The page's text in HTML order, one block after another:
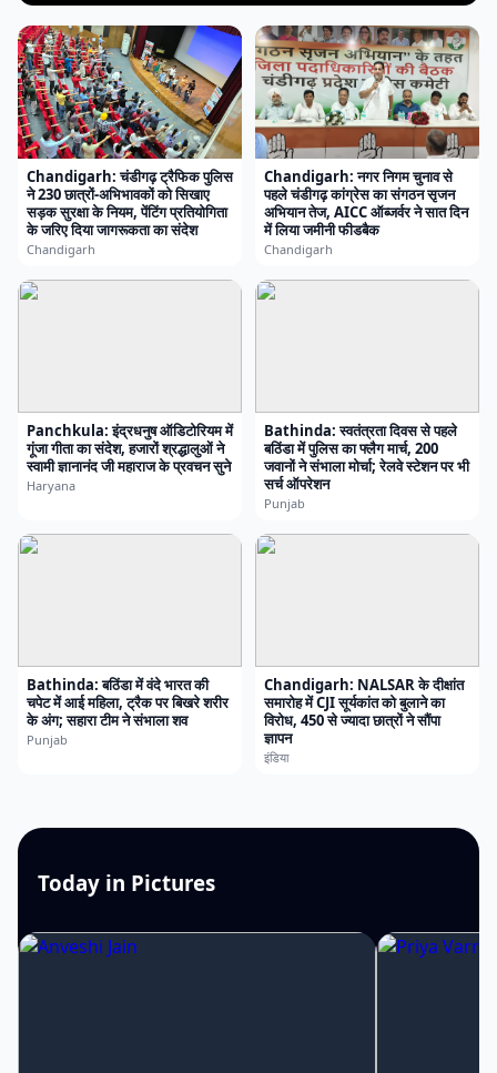
Chandigarh: चंडीगढ़ ट्रैफिक पुलिस
ने 230 छात्रों-अभिभावकों को सिखाए
सड़क सुरक्षा के नियम, पेंटिंग प्रतियोगिता
के जरिए दिया जागरूकता का संदेश
Chandigarh
Chandigarh: नगर निगम चुनाव से
पहले चंडीगढ़ कांग्रेस का संगठन सृजन
अभियान तेज, AICC ऑब्जर्वर ने सात दिन
में लिया जमीनी फीडबैक
Chandigarh
Panchkula: इंद्रधनुष ऑडिटोरियम में
गूंजा गीता का संदेश, हजारों श्रद्धालुओं ने
स्वामी ज्ञानानंद जी महाराज के प्रवचन सुने
Haryana
Bathinda: स्वतंत्रता दिवस से पहले
बठिंडा में पुलिस का फ्लैग मार्च, 200
जवानों ने संभाला मोर्चा; रेलवे स्टेशन पर भी
सर्च ऑपरेशन
Punjab
Bathinda: बठिंडा में वंदे भारत की
चपेट में आई महिला, ट्रैक पर बिखरे शरीर
के अंग; सहारा टीम ने संभाला शव
Punjab
Chandigarh: NALSAR के दीक्षांत
समारोह में CJI सूर्यकांत को बुलाने का
विरोध, 450 से ज्यादा छात्रों ने सौंपा
ज्ञापन
इंडिया
Today in Pictures